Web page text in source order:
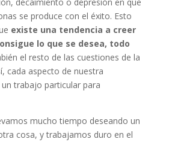
decaimiento o depresión en que
se produce con el éxito. Esto
existe una tendencia a creer
lo que se desea, todo
el resto de las cuestiones de la
cada aspecto de nuestra
trabajo particular para
mucho tiempo deseando un
cosa, y trabajamos duro en el